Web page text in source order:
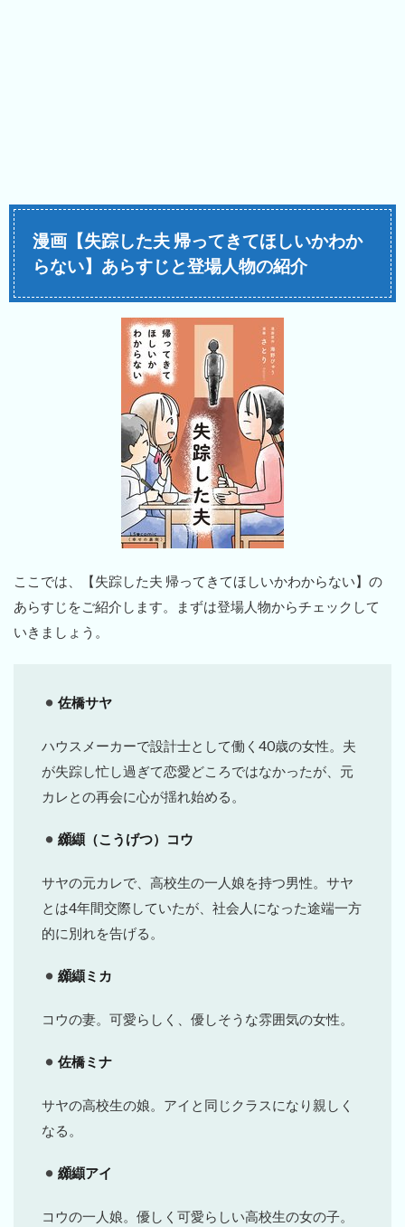
漫画【失踪した夫 帰ってきてほしいかわか
らない】あらすじと登場人物の紹介
ここでは、【失踪した夫 帰ってきてほしいかわからない】の
あらすじをご紹介します。まずは登場人物からチェックして
いきましょう。
佐橋サヤ
ハウスメーカーで設計士として働く40歳の女性。夫
が失踪し忙し過ぎて恋愛どころではなかったが、元
カレとの再会に心が揺れ始める。
纐纈（こうげつ）コウ
サヤの元カレで、高校生の一人娘を持つ男性。サヤ
とは4年間交際していたが、社会人になった途端一方
的に別れを告げる。
纐纈ミカ
コウの妻。可愛らしく、優しそうな雰囲気の女性。
佐橋ミナ
サヤの高校生の娘。アイと同じクラスになり親しく
なる。
纐纈アイ
コウの一人娘。優しく可愛らしい高校生の女の子。